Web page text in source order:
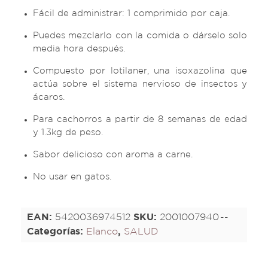
Fácil de administrar: 1 comprimido por caja.
Puedes mezclarlo con la comida o dárselo solo
media hora después.
Compuesto por lotilaner, una isoxazolina que
actúa sobre el sistema nervioso de insectos y
ácaros.
Para cachorros a partir de 8 semanas de edad
y 1.3kg de peso.
Sabor delicioso con aroma a carne.
No usar en gatos.
EAN: 5420036974512 SKU: 2001007940
Categorías: Elanco, SALUD